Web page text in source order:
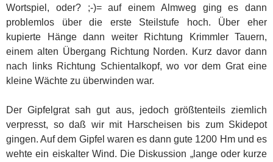
Wortspiel, oder? ;-)= auf einem Almweg ging es dann
problemlos über die erste Steilstufe hoch. Über eher
kupierte Hänge dann weiter Richtung Krimmler Tauern,
einem alten Übergang Richtung Norden. Kurz davor dann
nach links Richtung Schientalkopf, wo vor dem Grat eine
kleine Wächte zu überwinden war.
Der Gipfelgrat sah gut aus, jedoch größtenteils ziemlich
verpresst, so daß wir mit Harscheisen bis zum Skidepot
gingen. Auf dem Gipfel waren es dann gute 1200 Hm und es
wehte ein eiskalter Wind. Die Diskussion „lange oder kurze